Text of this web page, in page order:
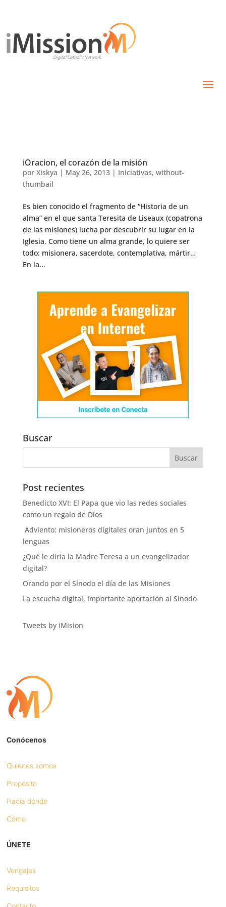
iOracion, el corazón de la misión
por Xiskya | May 26, 2013| Iniciativas, without-
thumbail
Es bien conocido el fragmento de “Historia de un
alma” en el que santa Teresita de Liseaux (copatrona
de las misiones) lucha por descubrir su lugar en la
Iglesia. Como tiene un alma grande, lo quiere ser
todo: misionera, sacerdote, contemplativa, mártir…
En la...
Buscar
Post recientes
Benedicto XVI: El Papa que vio las redes sociales
como un regalo de Dios
Adviento: misioneros digitales oran juntos en 5
lenguas
¿Qué le diría la Madre Teresa a un evangelizador
digital?
Orando por el Sínodo el día de las Misiones
La escucha digital, importante aportación al Sínodo
Tweets by iMision
Conócenos
Quienes somos
Propósito
Hacia dónde
Cómo
ÚNETE
Vengajas
Requisitos